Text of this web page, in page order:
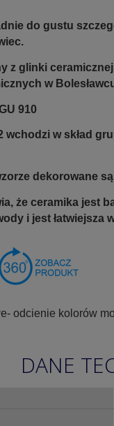
do gustu
z glinki
w
910
wchodzi w skład
dekorowane
że ceramika jest
i jest łatwiejsza
odcienie kolorów
DANE